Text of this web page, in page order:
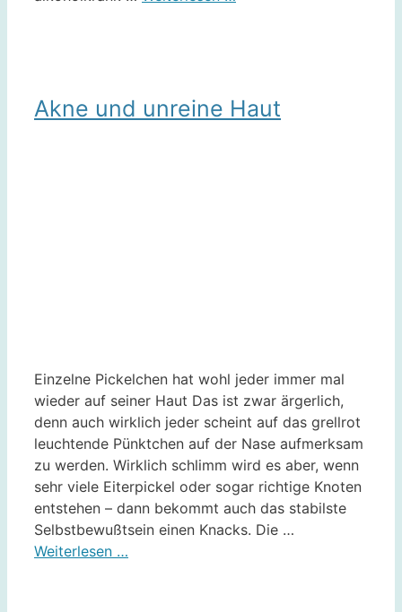
Akne und unreine Haut
Einzelne Pickelchen hat wohl jeder immer mal
wieder auf seiner Haut Das ist zwar ärgerlich,
denn auch wirklich jeder scheint auf das grellrot
leuchtende Pünktchen auf der Nase aufmerksam
zu werden. Wirklich schlimm wird es aber, wenn
sehr viele Eiterpickel oder sogar richtige Knoten
entstehen – dann bekommt auch das stabilste
Selbstbewußtsein einen Knacks. Die …
Weiterlesen …